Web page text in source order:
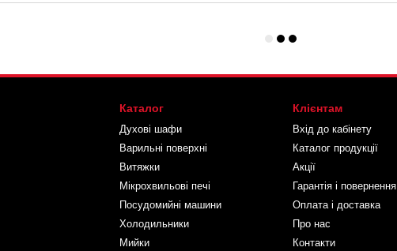
Каталог
Духові шафи
Варильні поверхні
Витяжки
Мікрохвильові печі
Посудомийні машини
Холодильники
Мийки
Клієнтам
Вхід до кабінету
Каталог продукції
Акції
Гарантія і повернення
Оплата і доставка
Про нас
Контакти